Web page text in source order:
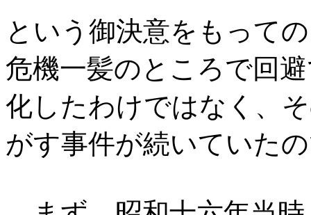
という御決意をもって
危機一髪のところで回
化したわけではなく、
がす事件が続いていた